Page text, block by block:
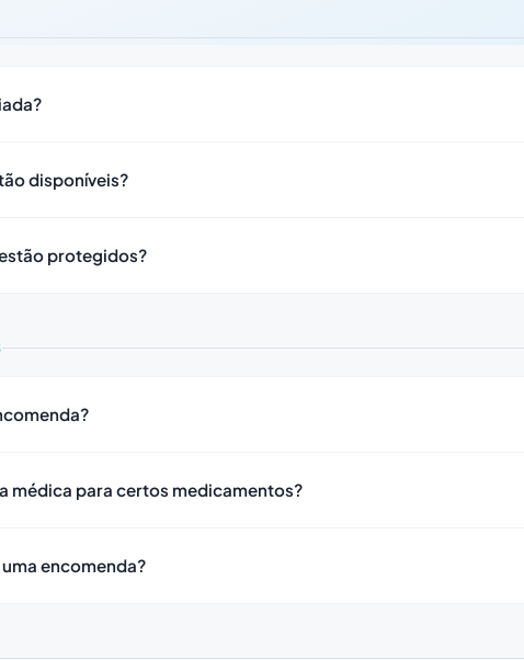
disponíveis?
protegidos?
médica para certos medicamentos?
encomenda?